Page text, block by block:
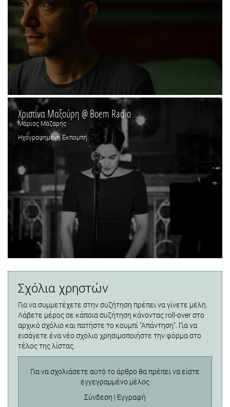
Χριστίνα Μαξούρη @ Boem Radio
Μάριος Μάζαρης
Ηχογραφημένη Εκπομπή
Σχόλια χρηστών
Για να συμμετέχετε στην συζήτηση πρέπει να γίνετε μέλη.
Λάβετε μέρος σε κάποια συζήτηση κάνοντας roll-over στο
αρχικό σχόλιο και πατήστε το κουμπί "Απάντηση". Για να
εισάγετε ένα νέο σχόλιο χρησιμοποιήστε την φόρμα στο
τέλος της λίστας.
Για να σχολιάσετε αυτό το άρθρο θα πρέπει να είστε
εγγεγραμμένο μέλος
Σύνδεση | Εγγραφή